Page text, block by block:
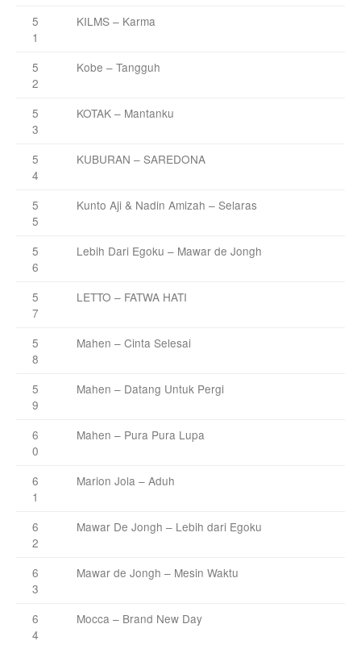
5
1
KILMS – Karma
5
2
Kobe – Tangguh
5
3
KOTAK – Mantanku
5
4
KUBURAN – SAREDONA
5
5
Kunto Aji & Nadin Amizah – Selaras
5
6
Lebih Dari Egoku – Mawar de Jongh
5
7
LETTO – FATWA HATI
5
8
Mahen – Cinta Selesai
5
9
Mahen – Datang Untuk Pergi
6
0
Mahen – Pura Pura Lupa
6
1
Marion Jola – Aduh
6
2
Mawar De Jongh – Lebih dari Egoku
6
3
Mawar de Jongh – Mesin Waktu
6
4
Mocca – Brand New Day